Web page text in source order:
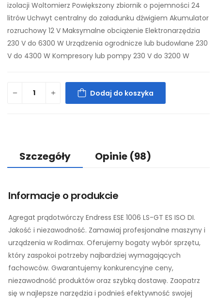
izolacji Woltomierz Powiększony zbiornik o pojemności 24
litrów Uchwyt centralny do załadunku dźwigiem Akumulator
rozruchowy 12 V Maksymalne obciążenie Elektronarzędzia
230 V do 6300 W Urządzenia ogrodnicze lub budowlane 230
V do 4300 W Kompresory lub pompy 230 V do 3200 W
Dodaj do koszyka
Szczegóły Opinie (98)
Informacje o produkcie
Agregat prądotwórczy Endress ESE 1006 LS-GT ES ISO DI.
Jakość i niezawodność. Zamawiaj profesjonalne maszyny i
urządzenia w Rodimax. Oferujemy bogaty wybór sprzętu,
który zaspokoi potrzeby najbardziej wymagających
fachowców. Gwarantujemy konkurencyjne ceny,
niezawodność produktów oraz szybką dostawę. Zaopatrz
się w najlepsze narzędzia i podnieś efektywność swojej